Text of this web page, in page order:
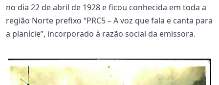
no dia 22 de abril de 1928 e ficou conhecida em toda a
região Norte prefixo “PRC5 – A voz que fala e canta para
a planície”, incorporado à razão social da emissora.